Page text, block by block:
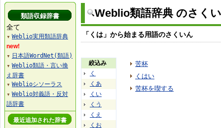
Weblio類語辞典 のさく
「くは」から始まる用語のさくいん
絞込み
く
くあ
くい
くう
くえ
くお
苦杯
くはい
苦杯を喫する
類語収録辞書
全て
▼ Weblio実用類語辞典
new!
▼ 日本語WordNet(類語)
▼ Weblio類語・言い換
え辞書
▼ Weblioシソーラス
▼ Weblio対義語・反対
語辞書
最近追加された辞書